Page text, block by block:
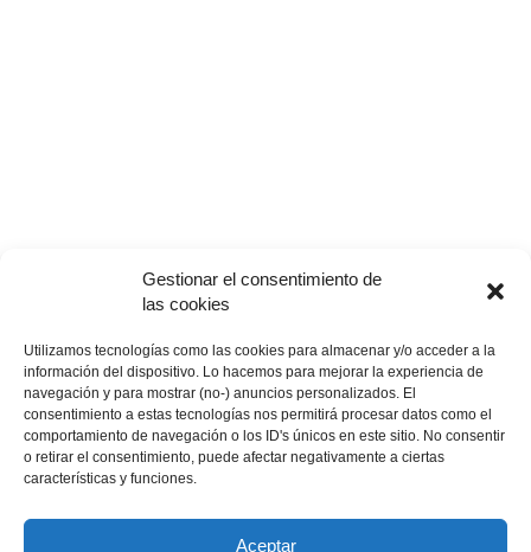
Gestionar el consentimiento de
las cookies
Utilizamos tecnologías como las cookies para almacenar y/o acceder a la
información del dispositivo. Lo hacemos para mejorar la experiencia de
navegación y para mostrar (no-) anuncios personalizados. El
consentimiento a estas tecnologías nos permitirá procesar datos como el
comportamiento de navegación o los ID's únicos en este sitio. No consentir
o retirar el consentimiento, puede afectar negativamente a ciertas
características y funciones.
Aceptar
Masters de Australia
mundogolf - 6 septiembre, 2018 0
El Masters de Australia nació en el año de 1979, celebrado en los